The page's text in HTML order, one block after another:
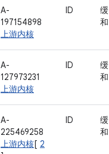
A-
197154898
上游内核
ID
缓
和
A-
127973231
上游内核
ID
缓
和
A-
225469258
上游内核[ 2
ID
缓
和